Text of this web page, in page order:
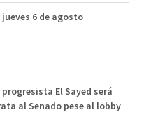
6 de agosto
El Sayed será
al Senado pese al lobby